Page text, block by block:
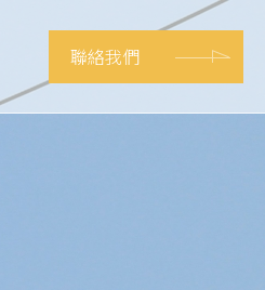
聯絡我們